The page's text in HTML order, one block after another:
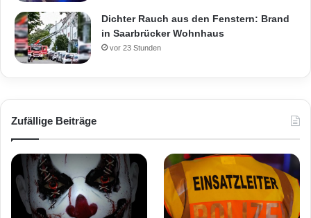
Dichter Rauch aus den Fenstern: Brand
in Saarbrücker Wohnhaus
vor 23 Stunden
Zufällige Beiträge